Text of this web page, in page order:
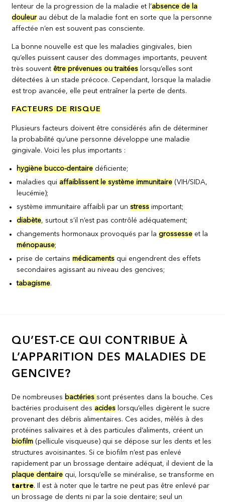
lenteur de la progression de la maladie et l’absence de la
douleurau début de la maladie font en sorte que la personne
affectée n’en est souvent pas consciente.
La bonne nouvelle est que les maladies gingivales, bien
qu’elles puissent causer des dommages importants, peuvent
très souvent être prévenues ou traitées lorsqu’elles sont
détectées à un stade précoce. Cependant, lorsque la maladie
est trop avancée, elle peut entraîner la perte de dents.
FACTEURS DE RISQUE
Plusieurs facteurs doivent être considérés afin de déterminer
la probabilité qu’une personne développe une maladie
gingivale. Voici les plus importants :
hygiène bucco-dentaire déficiente;
maladies qui affaiblissent le système immunitaire (VIH/SIDA,
leucémie);
système immunitaire affaibli par unstress important;
diabète, surtout s’il n’est pas contrôlé adéquatement;
changements hormonaux provoqués par la grossesse et la
ménopause;
prise de certainsmédicaments qui engendrent des effets
secondaires agissant au niveau des gencives;
tabagisme.
QU’EST-CE QUI CONTRIBUE À
L’APPARITION DES MALADIES DE
GENCIVE?
De nombreuses bactériessont présentes dans la bouche. Ces
bactéries produisent des acides lorsqu’elles digèrent le sucre
provenant des débris alimentaires. Ces acides, mêlés à des
protéines salivaires et à des particules d’aliments, créent un
biofilm (pellicule visqueuse) qui se dépose sur les dents et les
structures avoisinantes. Si ce biofilm n’est pas enlevé
rapidement par un brossage dentaire adéquat, il devient de la
plaque dentaire qui, lorsqu’elle se minéralise, se transforme en
tartre. Il est à noter que le tartre ne peut pas être enlevé par
un brossage de dents ni par la soie dentaire; seul un